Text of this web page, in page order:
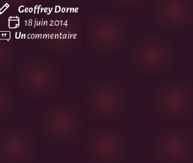
Geoffrey Dorne
18 juin 2014
Uncommentaire